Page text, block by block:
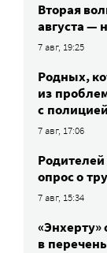
Вторая
августа —
7 авг, 19:25
Родных,
из
с полицией
7 авг, 17:06
опрос о
7 авг, 15:34
«Энхерту»
в